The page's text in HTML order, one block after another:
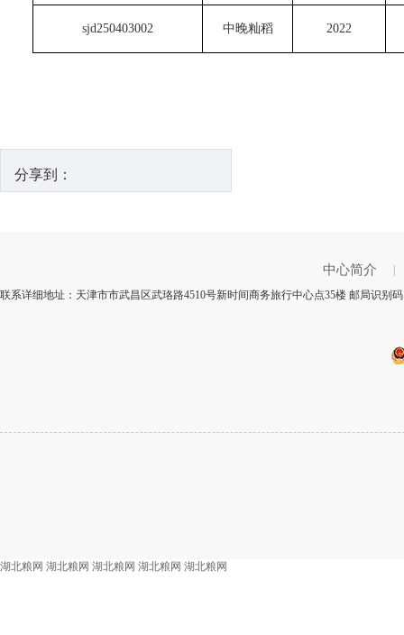
sjd250403002 中晚籼稻 2022
分享到：
中心简介
联系详细地址：天津市市武昌区武珞路4510号新时间商务旅行中心点35楼 邮局识别
湖北粮网 湖北粮网 湖北粮网 湖北粮网 湖北粮网